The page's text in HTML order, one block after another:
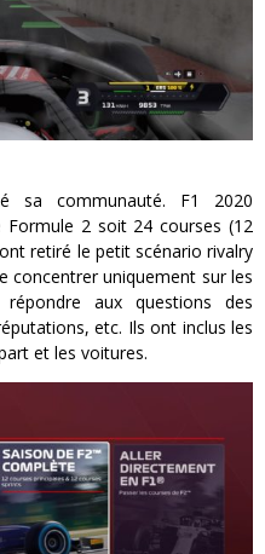
sa communauté. F1 2020
2 soit 24 courses (12
retiré le petit scénario rivalry
concentrer uniquement sur les
aux questions des
etc. Ils ont inclus les
et les voitures.